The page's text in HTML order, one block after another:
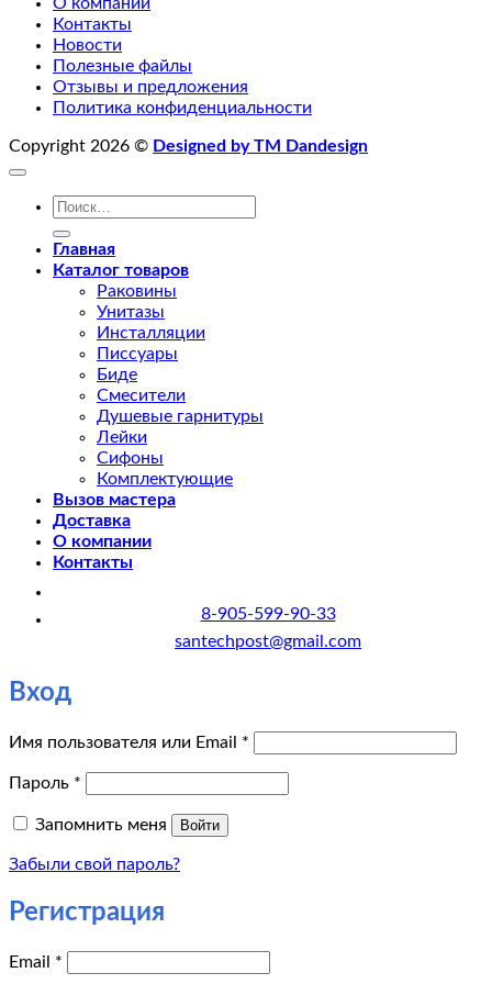
Контакты
Новости
Полезные файлы
Отзывы и предложения
Политика конфиденциальности
Copyright 2026 © Designed by TM Dandesign
Искать:
Главная
Каталог товаров
Раковины
Унитазы
Инсталляции
Писсуары
Биде
Смесители
Душевые гарнитуры
Лейки
Сифоны
Комплектующие
Вызов мастера
Доставка
О компании
Контакты
8-905-599-90-33
santechpost@gmail.com
Вход
Имя пользователя или Email *
Пароль *
Запомнить меня Войти
Забыли свой пароль?
Регистрация
Email *